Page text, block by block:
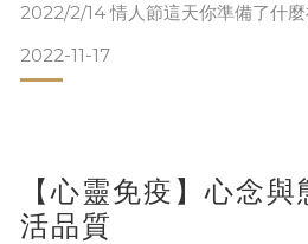
2022/2/14 情人節這天你準備了什麼
如果有一束玫瑰花、一個巧克力、禮
但是最重要的是兩個人的愛意是否真
能夠成為情人必定是前世注定的因
子纏繞。
2022-11-17
【心靈免疫】心念
活品質